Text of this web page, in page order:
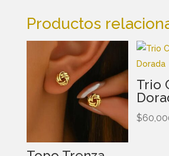
Productos
Trio
$